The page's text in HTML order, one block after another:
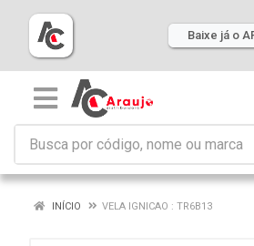
Baixe já o
INÍCIO VELA IGNICAO : TR6B13